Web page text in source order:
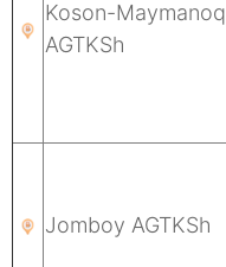
Koson-Maymanoq
AGTKSh
Jomboy AGTKSh